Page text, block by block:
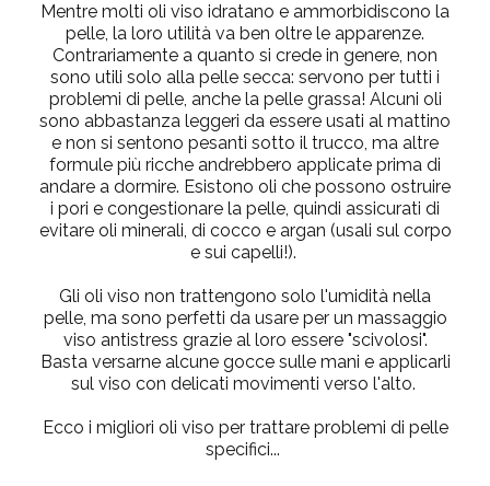
Mentre molti oli viso idratano e ammorbidiscono la
pelle, la loro utilità va ben oltre le apparenze.
Contrariamente a quanto si crede in genere, non
sono utili solo alla pelle secca: servono per tutti i
problemi di pelle, anche la pelle grassa! Alcuni oli
sono abbastanza leggeri da essere usati al mattino
e non si sentono pesanti sotto il trucco, ma altre
formule più ricche andrebbero applicate prima di
andare a dormire. Esistono oli che possono ostruire
i pori e congestionare la pelle, quindi assicurati di
evitare oli minerali, di cocco e argan (usali sul corpo
e sui capelli!).
Gli oli viso non trattengono solo l'umidità nella
pelle, ma sono perfetti da usare per un massaggio
viso antistress grazie al loro essere "scivolosi".
Basta versarne alcune gocce sulle mani e applicarli
sul viso con delicati movimenti verso l'alto.
Ecco i migliori oli viso per trattare problemi di pelle
specifici...